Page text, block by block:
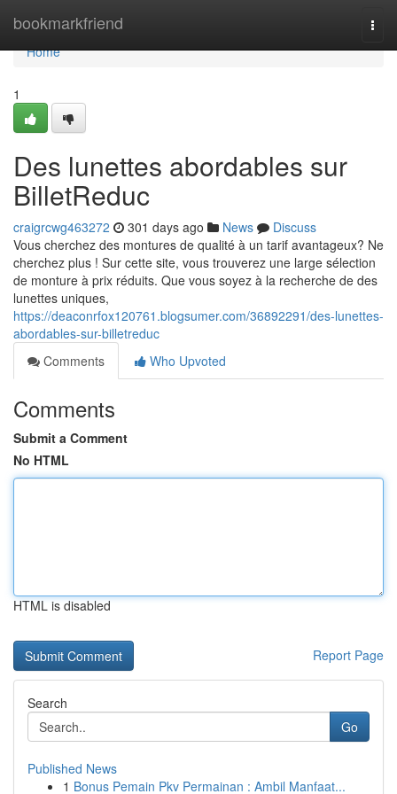
bookmarkfriend
Home
Home
1
Des lunettes abordables sur
BilletReduc
craigrcwg463272 301 days ago News
Discuss
Vous cherchez des montures de qualité à un tarif avantageux? Ne
cherchez plus ! Sur cette site, vous trouverez une large sélection
de monture à prix réduits. Que vous soyez à la recherche de des
lunettes uniques,
https://deaconrfox120761.blogsumer.com/36892291/des-lunettes-
abordables-sur-billetreduc
Comments
Who Upvoted
Comments
Submit a Comment
No HTML
HTML is disabled
Report Page
Search
Go
Published News
1 Bonus Pemain Pkv Permainan : Ambil Manfaat...